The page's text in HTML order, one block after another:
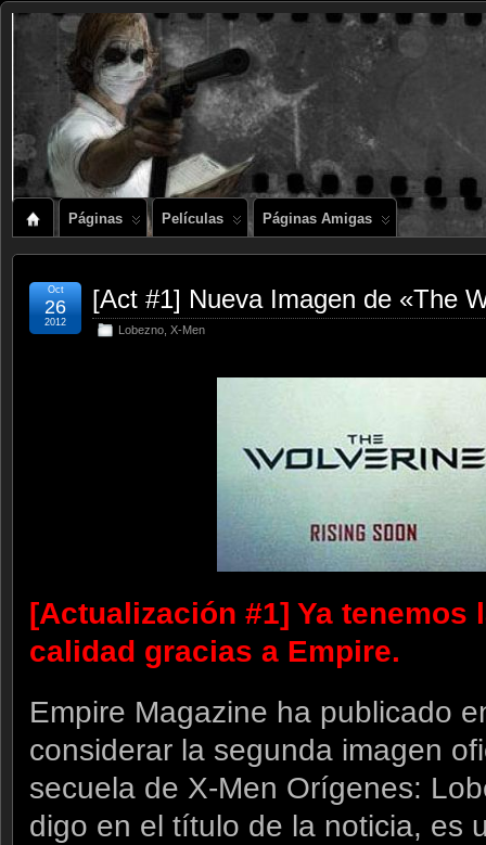
Páginas Películas Páginas Amigas
[Act #1] Nueva Imagen de «The
Lobezno X-Men
Oct
26
2012
[Actualización #1] Ya tenemos
calidad gracias a Empire.
Empire Magazine ha publicado
considerar la segunda imagen
secuela de X-Men Orígenes:
digo en el título de la noticia, es